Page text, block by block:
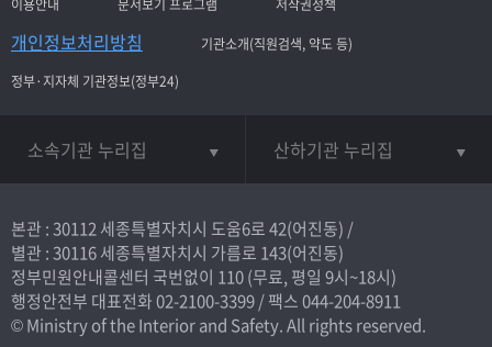
이용안내 문서보기 프로그램 저작권정책
개인정보처리방침
기관소개(직원검색, 약도 등)
정부·지자체 기관정보(정부24)
소속기관 누리집 산하기관 누리집
본관 : 30112 세종특별자치시 도움6로 42(어진동) /
별관 : 30116 세종특별자치시 가름로 143(어진동)
정부민원안내콜센터 국번없이 110(무료, 평일 9시~18시)
행정안전부 대표전화02-2100-3399/ 팩스 044-204-8911
© Ministry of the Interior and Safety. All rights reserved.